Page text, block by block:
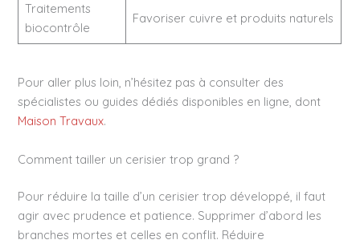
Traitements
biocontrôle
Favoriser cuivre et produits naturels
Pour aller plus loin, n’hésitez pas à consulter des
spécialistes ou guides dédiés disponibles en ligne, dont
Maison Travaux.
Comment tailler un cerisier trop grand ?
Pour réduire la taille d’un cerisier trop développé, il faut
agir avec prudence et patience. Supprimer d’abord les
branches mortes et celles en conflit. Réduire